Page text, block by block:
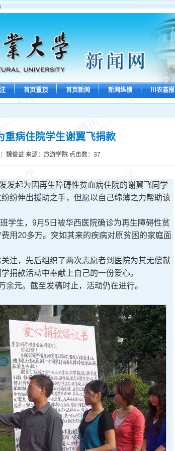
首页置顶 首页新闻 新闻纵横 川农喜报
重病住院学生谢翼飞捐款
魏俊益 来源：旅游学院 点击数： 37
发起为因再生障碍性贫血病住院的谢翼飞同学
纷伸出援助之手，但愿以自己绵薄之力帮助该
生，9月5日被华西医院确诊为再生障碍性贫
用20多万。突如其来的疾病对原贫困的家庭面
，先后组织了两次志愿者到医院为其无偿献
捐款活动中奉献上自己的一份爱心。
元。截至发稿时止，活动仍在进行。